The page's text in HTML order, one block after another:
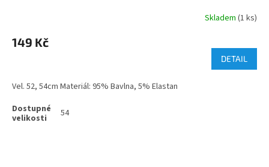
Skladem (1 ks)
149 Kč
DETAIL
Vel. 52, 54cm Materiál: 95% Bavlna, 5% Elastan
54